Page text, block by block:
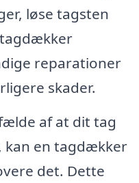
løse tagsten
reparationer
skader.
af at dit tag
kan en tagdækker
det. Dette